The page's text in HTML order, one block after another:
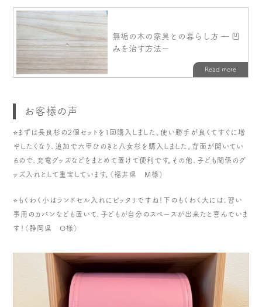
お客様の声
⭐️まずは長良杉の2個セットを１回購入しました。使い勝手が良くてすぐに増
やしたくなり、追加で六甲ひのきと八女杉を購入しました。背面が開いてい
るので、充電グッズなどをまとめて置けて便利です。その他、子ども関係のグ
ッズ入れとして重宝しています。（福井県 M様）
⭐️もくわく小はランドセル入れにピッタリですね！下のもくわく大には、習い
事用のカバンなども置いて、子どもが自分のスペースが出来たと喜んでいま
す！（静岡県 O様）